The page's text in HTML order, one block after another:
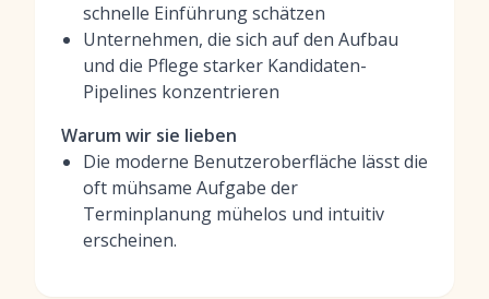
schnelle Einführung schätzen
Unternehmen, die sich auf den Aufbau
und die Pflege starker Kandidaten-
Pipelines konzentrieren
Warum wir sie lieben
Die moderne Benutzeroberfläche lässt die
oft mühsame Aufgabe der
Terminplanung mühelos und intuitiv
erscheinen.